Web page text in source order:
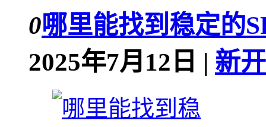
0哪里能找到稳定的
2025年7月12日 | 新